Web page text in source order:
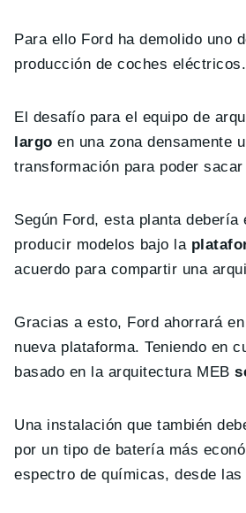
Para ello Ford ha demolido uno
producción de coches eléctricos.
El desafío para el equipo de
largo en una zona densamente
transformación para poder
Según Ford, esta planta
producir modelos bajo la
acuerdo para compartir una
Gracias a esto, Ford ahorrará
nueva plataforma. Teniendo en
basado en la arquitectura MEB
Una instalación que también
por un tipo de batería más
espectro de químicas, desde